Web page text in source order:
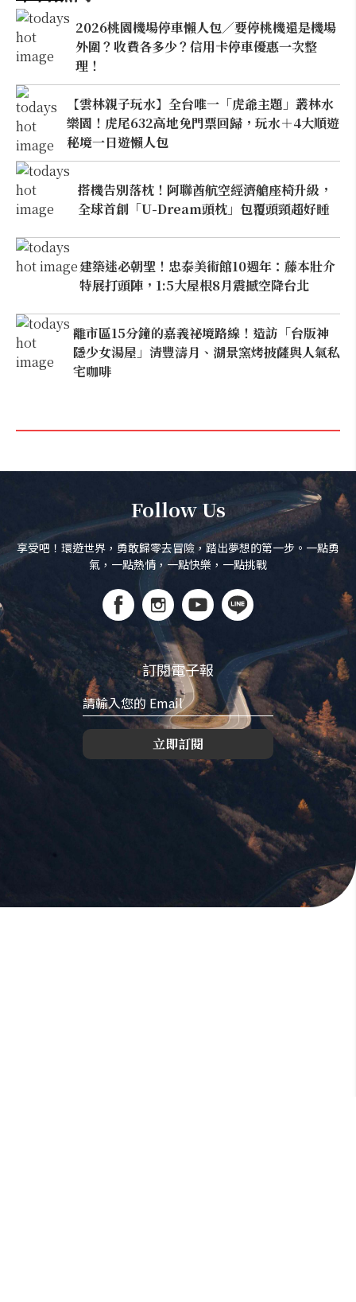
2026桃園機場停車懶人包／要停桃機還是機場
外圍？收費各多少？信用卡停車優惠一次整
理！
【雲林親子玩水】全台唯一「虎爺主題」叢林水
樂園！虎尾632高地免門票回歸，玩水＋4大順遊
秘境一日遊懶人包
搭機告別落枕！阿聯酋航空經濟艙座椅升級，
全球首創「U-Dream頭枕」包覆頭頸超好睡
建築迷必朝聖！忠泰美術館10週年：藤本壯介
特展打頭陣，1:5大屋根8月震撼空降台北
離市區15分鐘的嘉義祕境路線！造訪「台版神
隱少女湯屋」清豐濤月、湖景窯烤披薩與人氣私
宅咖啡
Follow Us
享受吧！環遊世界，勇敢歸零去冒險，踏出夢想的第一步。一點勇
氣，一點熱情，一點快樂，一點挑戰
訂閱電子報
立即訂閱